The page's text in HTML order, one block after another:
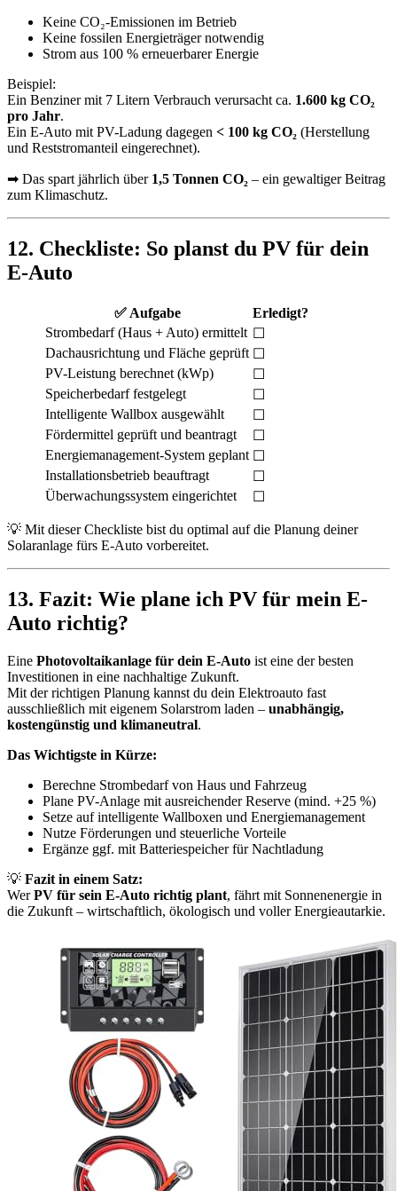
Keine CO₂-Emissionen im Betrieb
Keine fossilen Energieträger notwendig
Strom aus 100 % erneuerbarer Energie
Beispiel:
Ein Benziner mit 7 Litern Verbrauch verursacht ca. 1.600 kg CO₂
pro Jahr.
Ein E-Auto mit PV-Ladung dagegen < 100 kg CO₂ (Herstellung
und Reststromanteil eingerechnet).
➡ Das spart jährlich über 1,5 Tonnen CO₂ – ein gewaltiger Beitrag
zum Klimaschutz.
12. Checkliste: So planst du PV für dein
E-Auto
✅ Aufgabe
Erledigt?
Strombedarf (Haus + Auto) ermittelt ☐
Dachausrichtung und Fläche geprüft ☐
PV-Leistung berechnet (kWp)
☐
Speicherbedarf festgelegt
☐
Intelligente Wallbox ausgewählt
☐
Fördermittel geprüft und beantragt
☐
Energiemanagement-System geplant ☐
Installationsbetrieb beauftragt
☐
Überwachungssystem eingerichtet
☐
💡 Mit dieser Checkliste bist du optimal auf die Planung deiner
Solaranlage fürs E-Auto vorbereitet.
13. Fazit: Wie plane ich PV für mein E-
Auto richtig?
Eine Photovoltaikanlage für dein E-Auto ist eine der besten
Investitionen in eine nachhaltige Zukunft.
Mit der richtigen Planung kannst du dein Elektroauto fast
ausschließlich mit eigenem Solarstrom laden – unabhängig,
kostengünstig und klimaneutral.
Das Wichtigste in Kürze:
Berechne Strombedarf von Haus und Fahrzeug
Plane PV-Anlage mit ausreichender Reserve (mind. +25 %)
Setze auf intelligente Wallboxen und Energiemanagement
Nutze Förderungen und steuerliche Vorteile
Ergänze ggf. mit Batteriespeicher für Nachtladung
💡 Fazit in einem Satz:
WerPV für sein E-Auto richtig plant, fährt mit Sonnenenergie in
die Zukunft – wirtschaftlich, ökologisch und voller Energieautarkie.